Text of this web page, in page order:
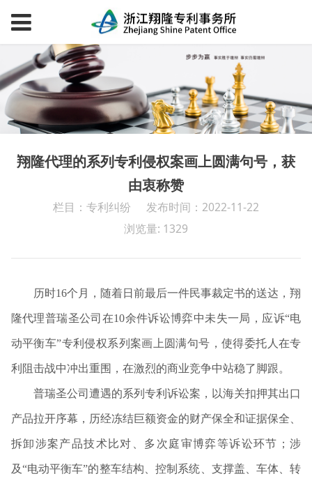
翔隆代理的系列专利侵权案画上圆满句号，获
由衷称赞
栏目：专利纠纷
发布时间：2022-11-22
浏览量: 1329
历时16个月，随着日前最后一件民事裁定书的送达，翔
隆代理普瑞圣公司在10余件诉讼博弈中未失一局，应诉“电
动平衡车”专利侵权系列案画上圆满句号，使得委托人在专
利阻击战中冲出重围，在激烈的商业竞争中站稳了脚跟。
普瑞圣公司遭遇的系列专利诉讼案，以海关扣押其出口
产品拉开序幕，历经冻结巨额资金的财产保全和证据保全、
拆卸涉案产品技术比对、多次庭审博弈等诉讼环节；涉
及“电动平衡车”的整车结构、控制系统、支撑盖、车体、转